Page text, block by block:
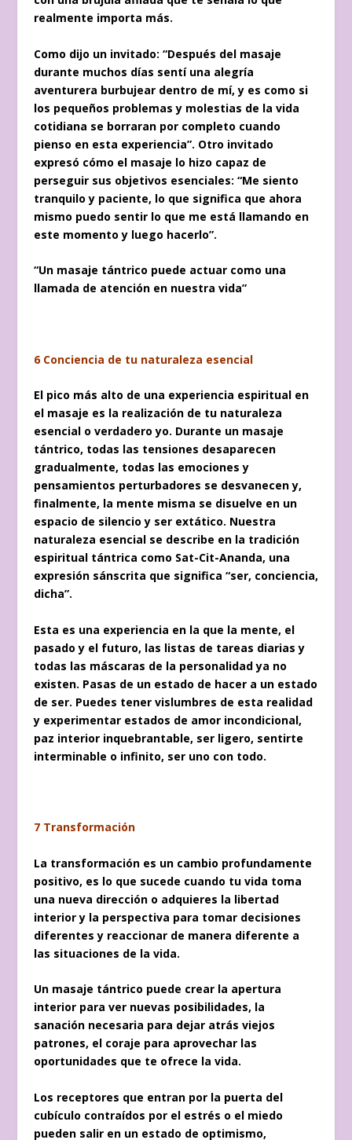
realmente importa más.
Como dijo un invitado: “Después del masaje
durante muchos días sentí una alegría
aventurera burbujear dentro de mí, y es como si
los pequeños problemas y molestias de la vida
cotidiana se borraran por completo cuando
pienso en esta experiencia”. Otro invitado
expresó cómo el masaje lo hizo capaz de
perseguir sus objetivos esenciales: “Me siento
tranquilo y paciente, lo que significa que ahora
mismo puedo sentir lo que me está llamando en
este momento y luego hacerlo”.
“Un masaje tántrico puede actuar como una
llamada de atención en nuestra vida”
6 Conciencia de tu naturaleza esencial
El pico más alto de una experiencia espiritual en
el masaje es la realización de tu naturaleza
esencial o verdadero yo. Durante un masaje
tántrico, todas las tensiones desaparecen
gradualmente, todas las emociones y
pensamientos perturbadores se desvanecen y,
finalmente, la mente misma se disuelve en un
espacio de silencio y ser extático. Nuestra
naturaleza esencial se describe en la tradición
espiritual tántrica como Sat-Cit-Ananda, una
expresión sánscrita que significa “ser, conciencia,
dicha”.
Esta es una experiencia en la que la mente, el
pasado y el futuro, las listas de tareas diarias y
todas las máscaras de la personalidad ya no
existen. Pasas de un estado de hacer a un estado
de ser. Puedes tener vislumbres de esta realidad
y experimentar estados de amor incondicional,
paz interior inquebrantable, ser ligero, sentirte
interminable o infinito, ser uno con todo.
7 Transformación
La transformación es un cambio profundamente
positivo, es lo que sucede cuando tu vida toma
una nueva dirección o adquieres la libertad
interior y la perspectiva para tomar decisiones
diferentes y reaccionar de manera diferente a
las situaciones de la vida.
Un masaje tántrico puede crear la apertura
interior para ver nuevas posibilidades, la
sanación necesaria para dejar atrás viejos
patrones, el coraje para aprovechar las
oportunidades que te ofrece la vida.
Los receptores que entran por la puerta del
cubículo contraídos por el estrés o el miedo
pueden salir en un estado de optimismo,